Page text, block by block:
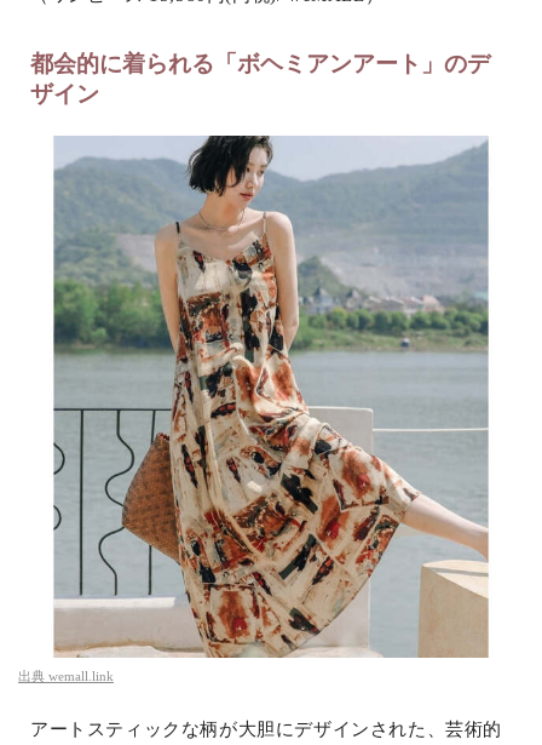
都会的に着られる「ボヘミアンアート」のデ
ザイン
出典 wemall.link
アートスティックな柄が大胆にデザインされた、芸術的